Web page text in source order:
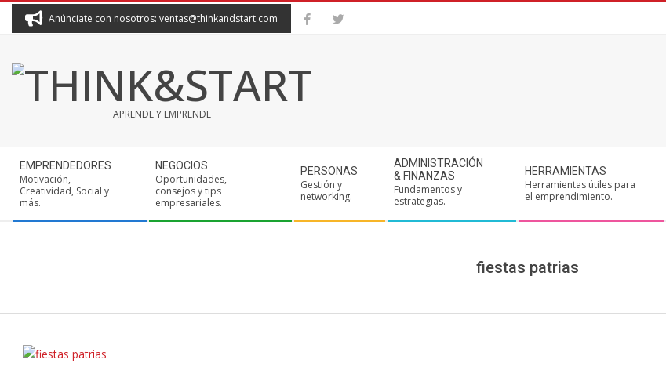
Anúnciate con nosotros: ventas@thinkandstart.com
THINK&START
APRENDE Y EMPRENDE
Navigation
Menu
EMPRENDEDORES
Motivación,
Creatividad, Social y
más.
NEGOCIOS
Oportunidades,
consejos y tips
empresariales.
PERSONAS
Gestión y
networking.
ADMINISTRACIÓN
& FINANZAS
Fundamentos y
estrategias.
HERRAMIENTAS
Herramientas útiles para
el emprendimiento.
fiestas patrias